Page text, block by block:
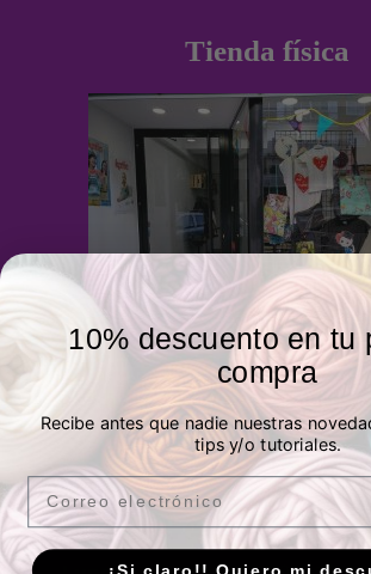
Tienda física
P.º de los Artilleros, 21
Vicálvaro, 28032 Madrid,
ubicación
Horario
10% descuento en tu
compra
Recibe antes que nadie nuestras
tips y/o tutoriales.
Email
¡Si claro!! Quiero mi